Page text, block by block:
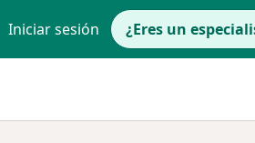
Iniciar sesión ¿Eres un